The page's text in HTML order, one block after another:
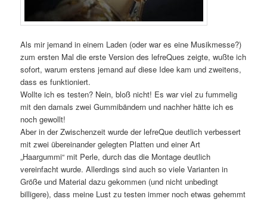
Als mir jemand in einem Laden (oder war es eine Musikmesse?)
zum ersten Mal die erste Version des lefreQues zeigte, wußte ich
sofort, warum erstens jemand auf diese Idee kam und zweitens,
dass es funktioniert.
Wollte ich es testen? Nein, bloß nicht! Es war viel zu fummelig
mit den damals zwei Gummibändern und nachher hätte ich es
noch gewollt!
Aber in der Zwischenzeit wurde der lefreQue deutlich verbessert
mit zwei übereinander gelegten Platten und einer Art
„Haargummi“ mit Perle, durch das die Montage deutlich
vereinfacht wurde. Allerdings sind auch so viele Varianten in
Größe und Material dazu gekommen (und nicht unbedingt
billigere), dass meine Lust zu testen immer noch etwas gehemmt